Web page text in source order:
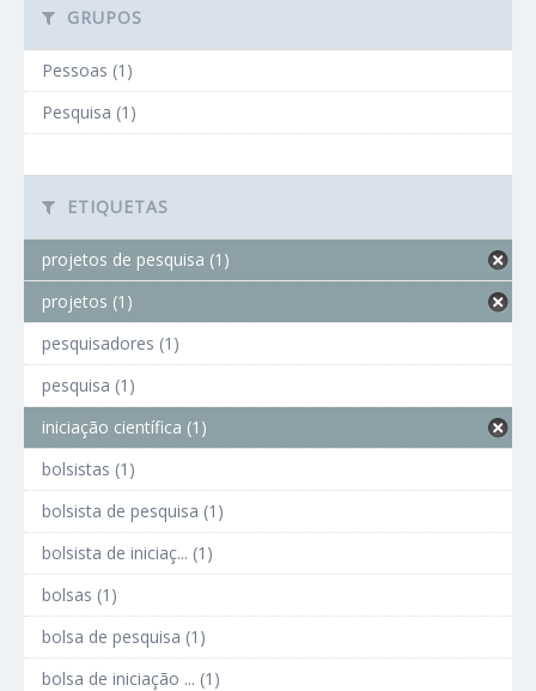
GRUPOS
Pessoas (1)
Pesquisa (1)
ETIQUETAS
projetos de pesquisa (1)
projetos (1)
pesquisadores (1)
pesquisa (1)
iniciação científica (1)
bolsistas (1)
bolsista de pesquisa (1)
bolsista de iniciaç... (1)
bolsas (1)
bolsa de pesquisa (1)
bolsa de iniciação ... (1)